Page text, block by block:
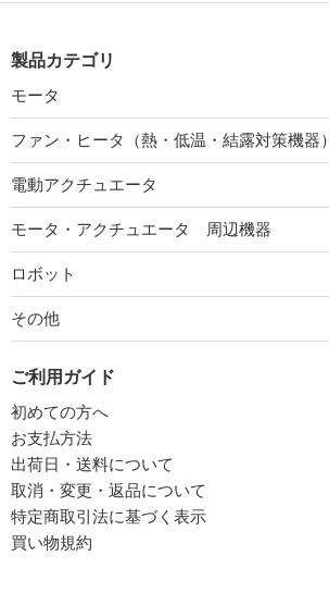
製品カテゴリ
モータ
ファン・ヒータ（熱・低温・結露対策機器）
電動アクチュエータ
モータ・アクチュエータ 周辺機器
ロボット
その他
ご利用ガイド
初めての方へ
お支払方法
出荷日・送料について
取消・変更・返品について
特定商取引法に基づく表示
買い物規約